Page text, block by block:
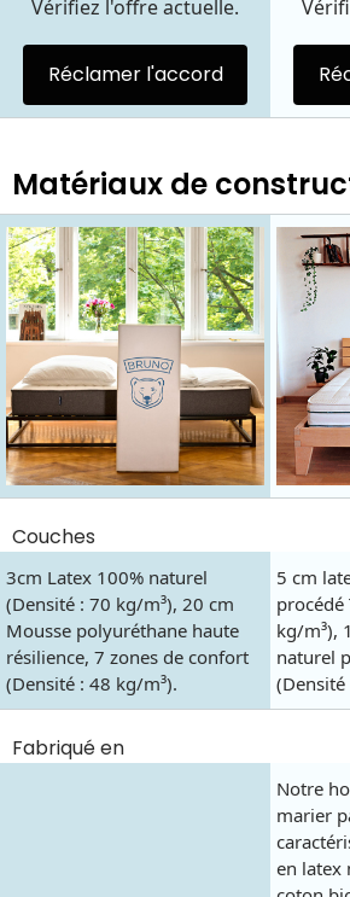
Vérifiez l'offre actuelle.
Réclamer l'accord
Matériaux de
Couches
3cm Latex 100% naturel
(Densité : 70 kg/m³), 20 cm
Mousse polyuréthane haute
résilience, 7 zones de confort
(Densité : 48 kg/m³).
5 cm
procédé
kg/m³),
naturel
(Densité
Fabriqué en
Notre
marier
en latex